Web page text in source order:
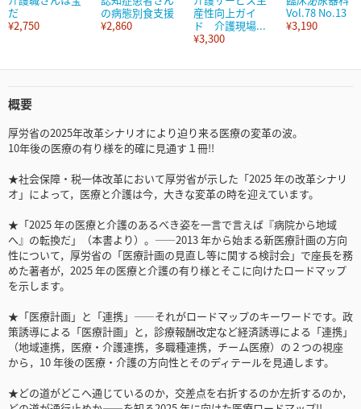
だ
¥2,750
の病態別食支援
¥2,860
産性向上ガイ
ド 介護現場...
¥3,300
Vol.78 No.13
¥3,190
概要
厚労省の2025年改革シナリオにより迫り来る医療の変革の波。
10年後の医療の有り様を的確に見通す１冊!!
★社会保障・税一体改革において厚労省が示した「2025 年の改革シナリ
オ」によって，医療と介護は今，大きな変革の時を迎えています。
★「2025 年の医療と介護のあるべき姿を一言で言えば『病院から地域
へ』の転換だ」（本書より）。――2013 年から始まる新医療計画の方向
性について，厚労省の「医療計画の見直し等に関する検討会」で座長を務
めた著者が，2025 年の医療と介護の有り様とそこに向けたロードマップ
を示します。
★「医療計画」と「連携」――それがロードマップのキーワードです。政
策誘導による「医療計画」と，診療報酬改定など経済誘導による「連携」
（地域連携，医療・介護連携，多職種連携，チーム医療）の２つの視座
から，10 年後の医療・介護の方向性とそのディテールを見通します。
★どの道がどこへ通じているのか，交差点を右折するのか左折するのか，